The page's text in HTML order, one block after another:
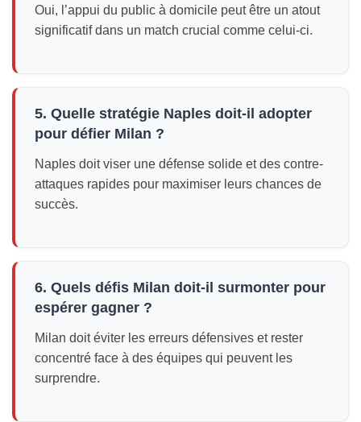
Oui, l’appui du public à domicile peut être un atout
significatif dans un match crucial comme celui-ci.
5. Quelle stratégie Naples doit-il adopter
pour défier Milan ?
Naples doit viser une défense solide et des contre-
attaques rapides pour maximiser leurs chances de
succès.
6. Quels défis Milan doit-il surmonter pour
espérer gagner ?
Milan doit éviter les erreurs défensives et rester
concentré face à des équipes qui peuvent les
surprendre.